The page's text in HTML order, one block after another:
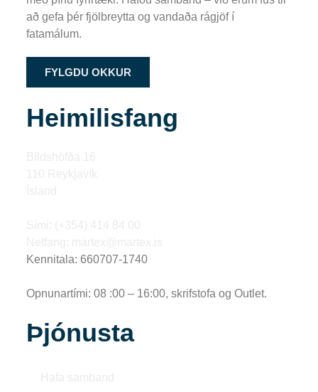
að gefa þér fjölbreytta og vandaða rágjöf í
fatamálum.
FYLGDU OKKUR
Heimilisfang
Kennitala: 660707-1740
Opnunartími: 08 :00 – 16:00, skrifstofa og Outlet.
Þjónusta